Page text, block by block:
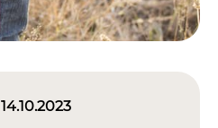
14.10.2023